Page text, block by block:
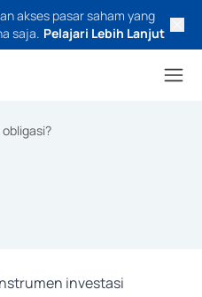
akses pasar saham yang
saja. Pelajari Lebih Lanjut
investasi